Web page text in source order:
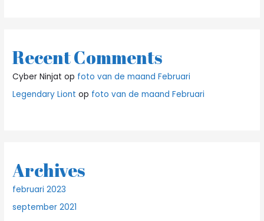
Recent Comments
Cyber Ninjat op foto van de maand Februari
Legendary Liont op foto van de maand Februari
Archives
februari 2023
september 2021